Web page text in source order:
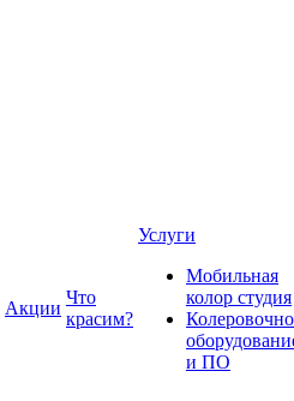
Акции
Что
красим?
Услуги
Мобильная
колор студия
и ПО